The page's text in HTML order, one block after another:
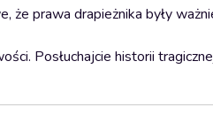
że prawa drapieżnika były
Posłuchajcie historii